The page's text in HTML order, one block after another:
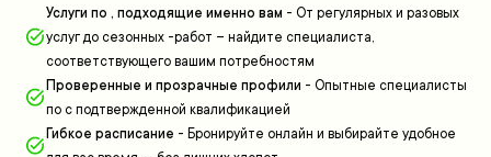
Услуги по , подходящие именно вам - От регулярных и разовых
услуг до сезонных -работ – найдите специалиста,
соответствующего вашим потребностям
Проверенные и прозрачные профили - Опытные специалисты
по с подтвержденной квалификацией
Гибкое расписание - Бронируйте онлайн и выбирайте удобное